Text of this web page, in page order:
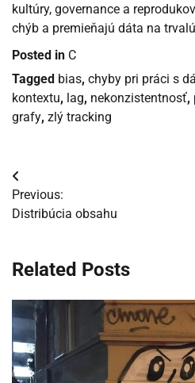
kultúry, governance a
chýb a premieňajú dáta na
Posted in C
Tagged bias, chyby pri práci s
kontextu, lag, nekonzistentnosť,
grafy, zlý tracking
Navigácia
v
Previous:
Distribúcia obsahu
Related Posts